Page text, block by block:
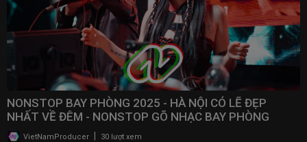
NONSTOP BAY PHÒNG 2025 - HÀ NỘI CÓ LẼ ĐẸP
NHẤT VỀ ĐÊM - NONSTOP GÕ NHẠC BAY PHÒNG
BASS CỰC MẠNH 2025
VietNamProducer 30 lượt xem